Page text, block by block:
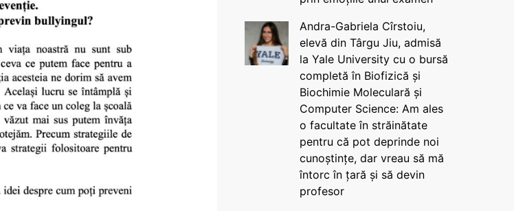
Andra-Gabriela Cîrstoiu,
elevă din Târgu Jiu, admisă
la Yale University cu o bursă
completă în Biofizică și
Biochimie Moleculară și
Computer Science: Am ales
o facultate în străinătate
pentru că pot deprinde noi
cunoștințe, dar vreau să mă
întorc în țară și să devin
profesor